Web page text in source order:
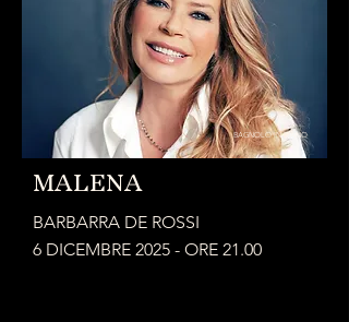
BAGNOLO IN PIANO
MALENA
BARBARRA DE ROSSI
6 DICEMBRE 2025 - ORE 21.00